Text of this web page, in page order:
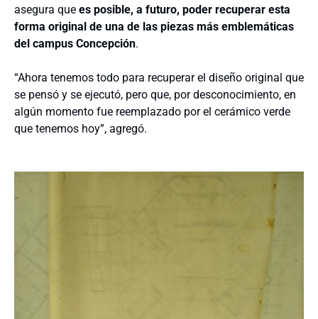
asegura que es posible, a futuro, poder recuperar esta
forma original de una de las piezas más emblemáticas
del campus Concepción.
“Ahora tenemos todo para recuperar el diseño original que
se pensó y se ejecutó, pero que, por desconocimiento, en
algún momento fue reemplazado por el cerámico verde
que tenemos hoy”, agregó.